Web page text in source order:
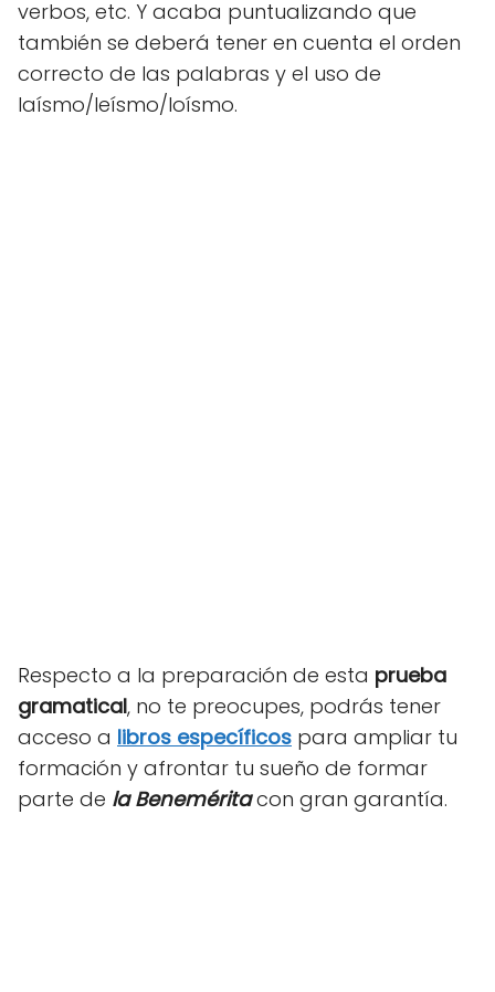
verbos, etc. Y acaba puntualizando que
también se deberá tener en cuenta el orden
correcto de las palabras y el uso de
laísmo/leísmo/loísmo.
Respecto a la preparación de esta prueba
gramatical, no te preocupes, podrás tener
acceso a libros específicos para ampliar tu
formación y afrontar tu sueño de formar
parte de la Beneméritacon gran garantía.